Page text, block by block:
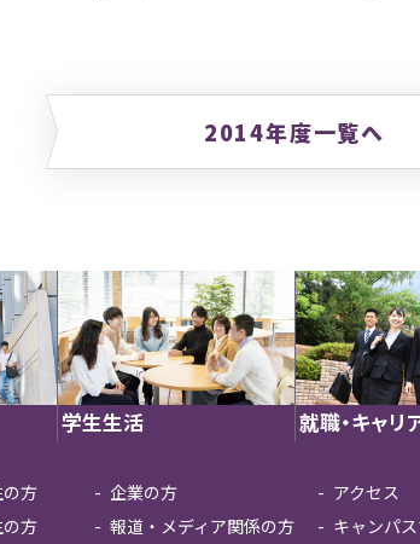
2014年度一覧へ
学生生活 就職・キャリ
方
方
企業の方
報道・メディア関係の方
アクセス
キャンパ